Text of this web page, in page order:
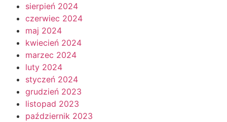
sierpień 2024
czerwiec 2024
maj 2024
kwiecień 2024
marzec 2024
luty 2024
styczeń 2024
grudzień 2023
listopad 2023
październik 2023